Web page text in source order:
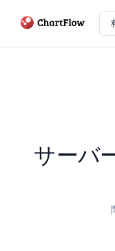
サーバ